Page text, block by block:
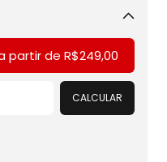
partir de R$249,00
CALCULAR